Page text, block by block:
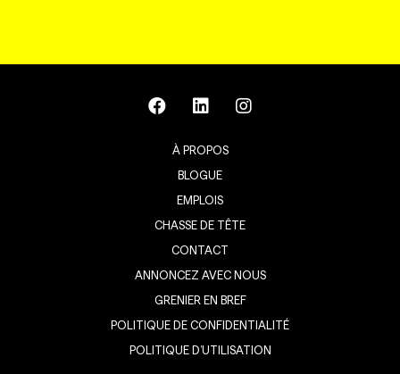
À PROPOS
BLOGUE
EMPLOIS
CHASSE DE TÊTE
CONTACT
ANNONCEZ AVEC NOUS
GRENIER EN BREF
POLITIQUE DE CONFIDENTIALITÉ
POLITIQUE D’UTILISATION